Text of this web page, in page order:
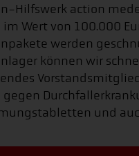
Hilfswerk action
Wert von 100.000
werden
können wir
und